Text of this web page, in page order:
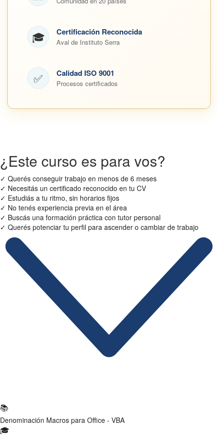
🎓 Certificación Reconocida
Aval de Instituto Serra
✅ Calidad ISO 9001
Procesos certificados
¿Este curso es para vos?
✓ Querés conseguir trabajo en menos de 6 meses
✓ Necesitás un certificado reconocido en tu CV
✓ Estudiás a tu ritmo, sin horarios fijos
✓ No tenés experiencia previa en el área
✓ Buscás una formación práctica con tutor personal
✓ Querés potenciar tu perfil para ascender o cambiar de trabajo
📚
Denominación Macros para Office - VBA
🎓